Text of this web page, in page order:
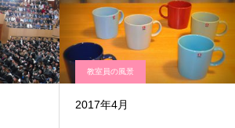
教室員の風景
2017年4月